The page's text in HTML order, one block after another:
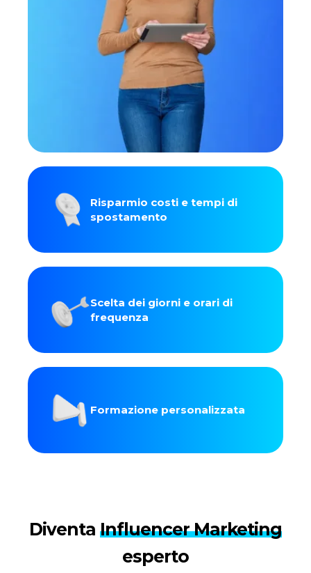
Risparmio costi e tempi di
spostamento
Scelta dei giorni e orari di
frequenza
Formazione personalizzata
Diventa Influencer Marketing
esperto